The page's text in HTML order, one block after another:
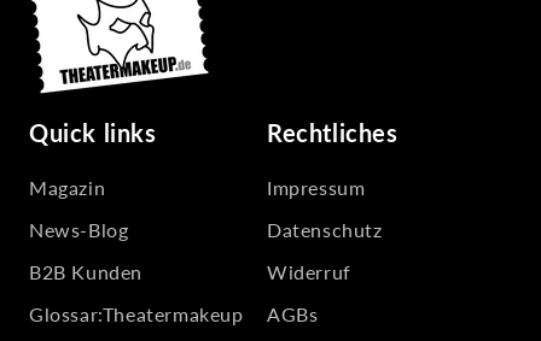
Quick links
Magazin
News-Blog
B2B Kunden
Glossar:Theatermakeup
Rechtliches
Impressum
Datenschutz
Widerruf
AGBs